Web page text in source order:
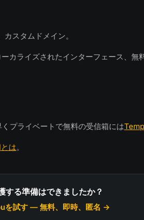
スタムドメイン。
カライズされたインターフェース、無
プライベートで無料の受信箱には
は。
する準備はできましたか？
試す — 無料、即時、匿名 →